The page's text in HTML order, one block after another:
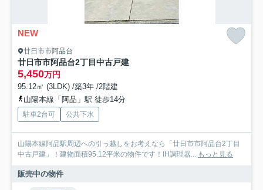
NEW
廿日市市阿品台
廿日市市阿品台2丁目中古戸建
5,450万円
95.12㎡ (3LDK) /築3年 /2階建
山陽本線「阿品」駅 徒歩14分
駐車2台可 公共下水
山陽本線阿品駅周辺への引っ越しをお考えなら「廿日市市阿品台2丁目
中古戸建」！建物面積95.12平米の物件です！IH調理器... もっと見る
販売中の物件